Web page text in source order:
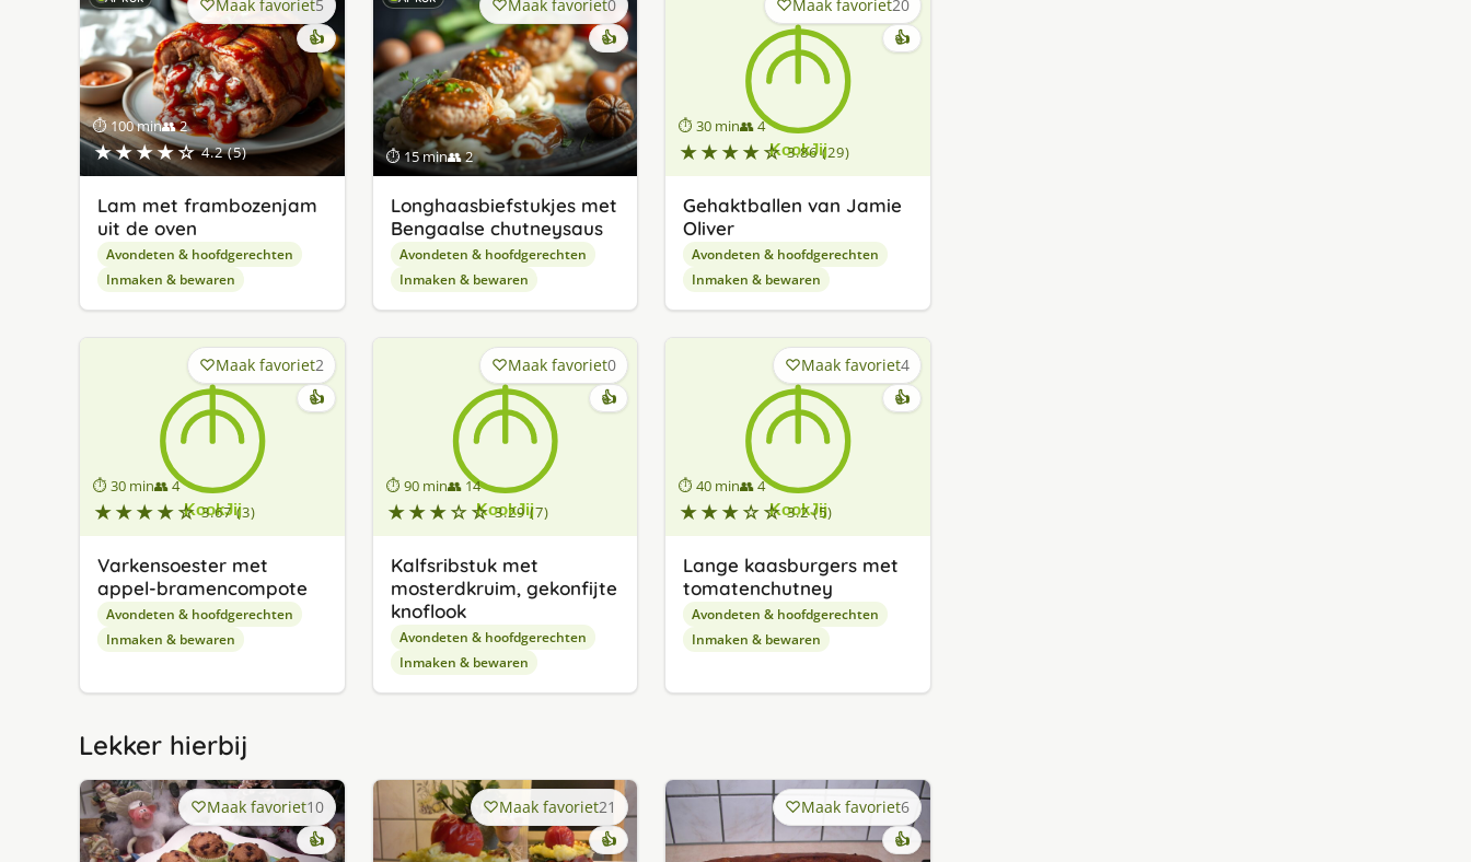
⏱ 100 min👥 2
★★★★☆ 4.2 (5)
Maak favoriet5
👍
Lam met frambozenjam
uit de oven
Avondeten & hoofdgerechten
Inmaken & bewaren
⏱ 15 min👥 2
Maak favoriet0
👍
Longhaasbiefstukjes met
Bengaalse chutneysaus
Avondeten & hoofdgerechten
Inmaken & bewaren
⏱ 30 min👥 4
★★★★☆ 3.86 (29)
Maak favoriet20
👍
Gehaktballen van Jamie
Oliver
Avondeten & hoofdgerechten
Inmaken & bewaren
⏱ 30 min👥 4
★★★★☆ 3.67 (3)
Maak favoriet2
👍
Varkensoester met
appel-bramencompote
Avondeten & hoofdgerechten
Inmaken & bewaren
⏱ 90 min👥 14
★★★☆☆ 3.29 (7)
Maak favoriet0
👍
Kalfsribstuk met
mosterdkruim, gekonfijte
knoflook
Avondeten & hoofdgerechten
Inmaken & bewaren
⏱ 40 min👥 4
★★★☆☆ 3.2 (5)
Maak favoriet4
👍
Lange kaasburgers met
tomatenchutney
Avondeten & hoofdgerechten
Inmaken & bewaren
Lekker hierbij
Maak favoriet10
👍
Maak favoriet21
👍
Maak favoriet6
👍